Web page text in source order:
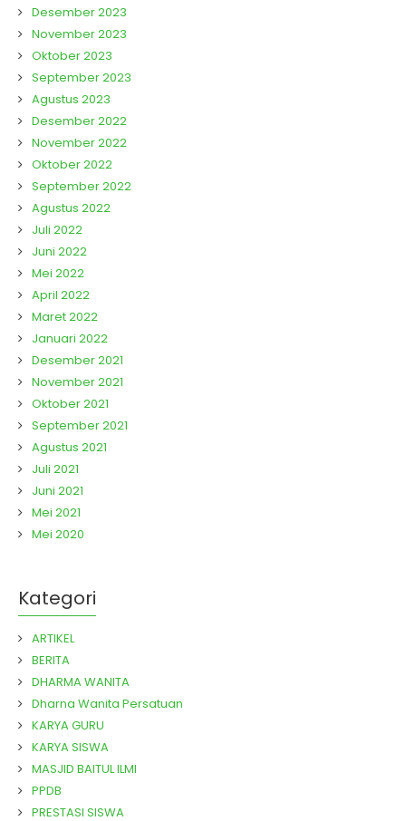
Desember 2023
November 2023
Oktober 2023
September 2023
Agustus 2023
Desember 2022
November 2022
Oktober 2022
September 2022
Agustus 2022
Juli 2022
Juni 2022
Mei 2022
April 2022
Maret 2022
Januari 2022
Desember 2021
November 2021
Oktober 2021
September 2021
Agustus 2021
Juli 2021
Juni 2021
Mei 2021
Mei 2020
Kategori
ARTIKEL
BERITA
DHARMA WANITA
Dharna Wanita Persatuan
KARYA GURU
KARYA SISWA
MASJID BAITUL ILMI
PPDB
PRESTASI SISWA